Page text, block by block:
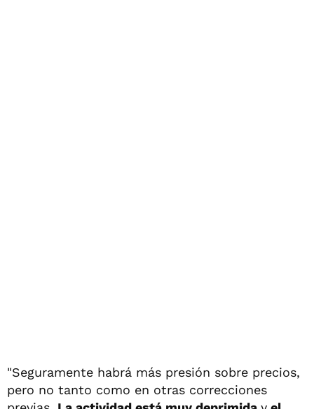
"Seguramente habrá más presión sobre precios,
pero no tanto como en otras correcciones